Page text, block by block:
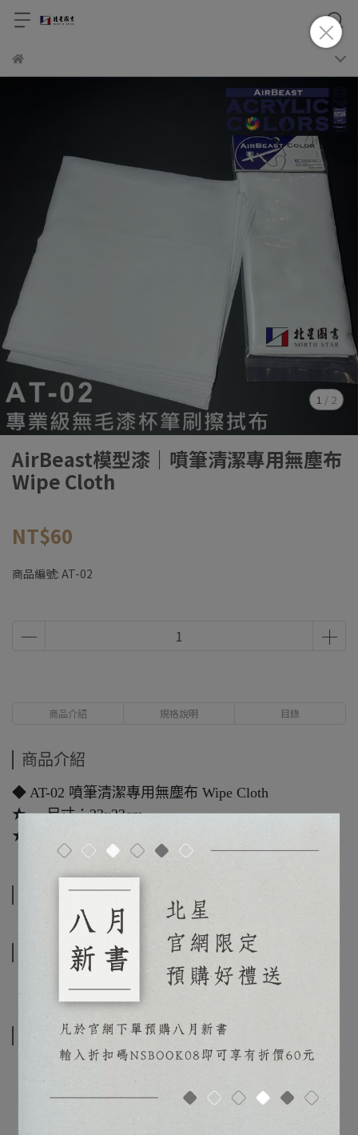
1 / 2
AirBeast模型漆｜噴筆清潔專用無塵布
Wipe Cloth
NT$60
商品編號: AT-02
商品介紹 規格說明 目錄
商品介紹
◆ AT-02 噴筆清潔專用無塵布 Wipe Cloth
★ 尺寸：23x23cm
★ 數量：10入/包
規格說明
相關商品